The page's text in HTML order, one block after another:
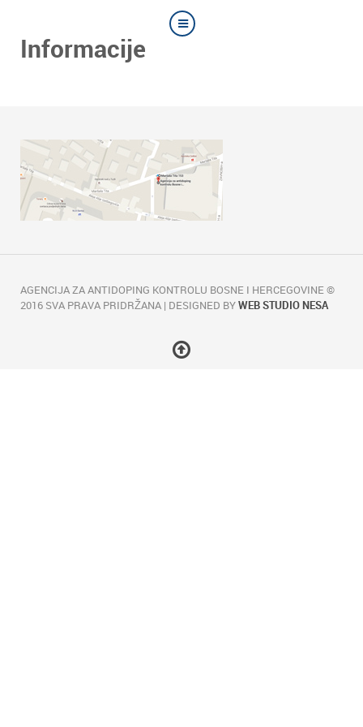
Informacije
AGENCIJA ZA ANTIDOPING KONTROLU BOSNE I HERCEGOVINE ©
2016 SVA PRAVA PRIDRŽANA | DESIGNED BYWEB STUDIO NESA